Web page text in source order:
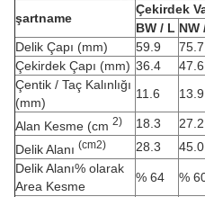
şartname
Çekirdek
BW / L NW
Delik Çapı (mm)
59.9 75.7
Çekirdek Çapı (mm) 36.4 47.6
Çentik / Taç Kalınlığı
(mm)
11.6 13.9
Alan Kesme (cm 2) 18.3 27.2
Delik Alanı (cm2) 28.3 45.0
Delik Alanı% olarak
Area Kesme
% 64 %